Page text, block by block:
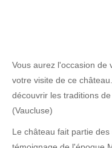
Vous aurez l'occasion de
votre visite de ce
découvrir les traditions
(Vaucluse)
Le château fait partie